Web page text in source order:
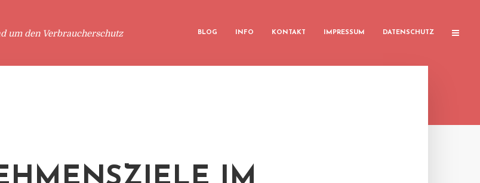
um den Verbraucherschutz BLOG INFO KONTAKT IMPRESSUM DATENSCHUTZ